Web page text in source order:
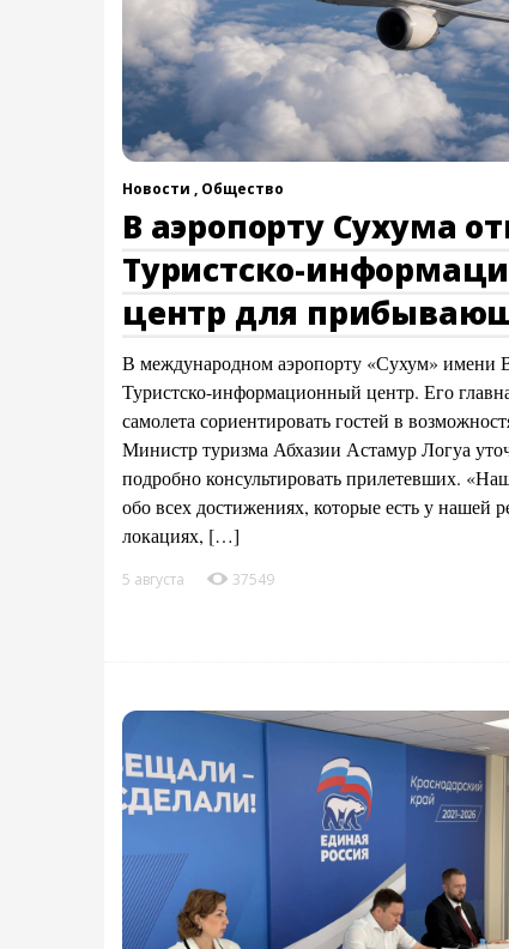
Новости , Общество
В аэропорту Сухума
Туристско-
центр для
В международном аэропорту «Сухум» имени
Туристско-информационный центр. Его
самолета сориентировать гостей в
Министр туризма Абхазии Астамур Логуа
подробно консультировать прилетевших.
обо всех достижениях, которые есть у нашей
локациях, […]
5 августа 37549